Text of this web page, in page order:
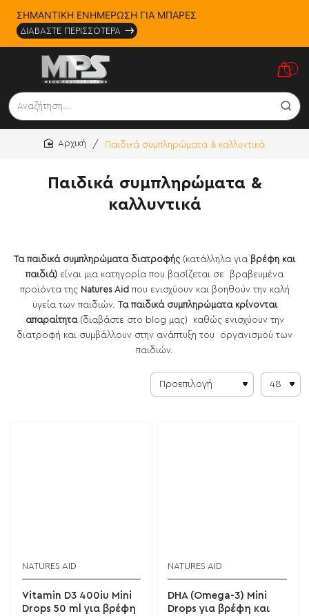
ΣΗΜΑΝΤΙΚΗ ΕΝΗΜΕΡΩΣΗ ΓΙΑ ΜΠΑΡΕΣ
ΔΙΑΒΑΣΤΕ ΠΕΡΙΣΣΟΤΕΡΑ
0
Αναζήτηση...
Παιδικά συμπληρώματα &
καλλυντικά
Παιδικά συμπληρώματα & καλλυντικά
Τα παιδικά συμπληρώματα διατροφής (κατάλληλα για βρέφη και
παιδιά) είναι μια κατηγορία που βασίζεται σε βραβευμένα
προϊόντα της Natures Aid που ενισχύουν και βοηθούν την καλή
υγεία των παιδιών. Τα παιδικά συμπληρώματα κρίνονται
απαραίτητα(διαβάστε στο blog μας) καθώς ενισχύουν την
διατροφή και συμβάλλουν στην ανάπτυξη του οργανισμού των
παιδιών.
NATURES AID
Vitamin D3 400iu Mini
Drops 50 ml για βρέφη
NATURES AID
DHA (Omega-3) Mini
Drops για βρέφη και